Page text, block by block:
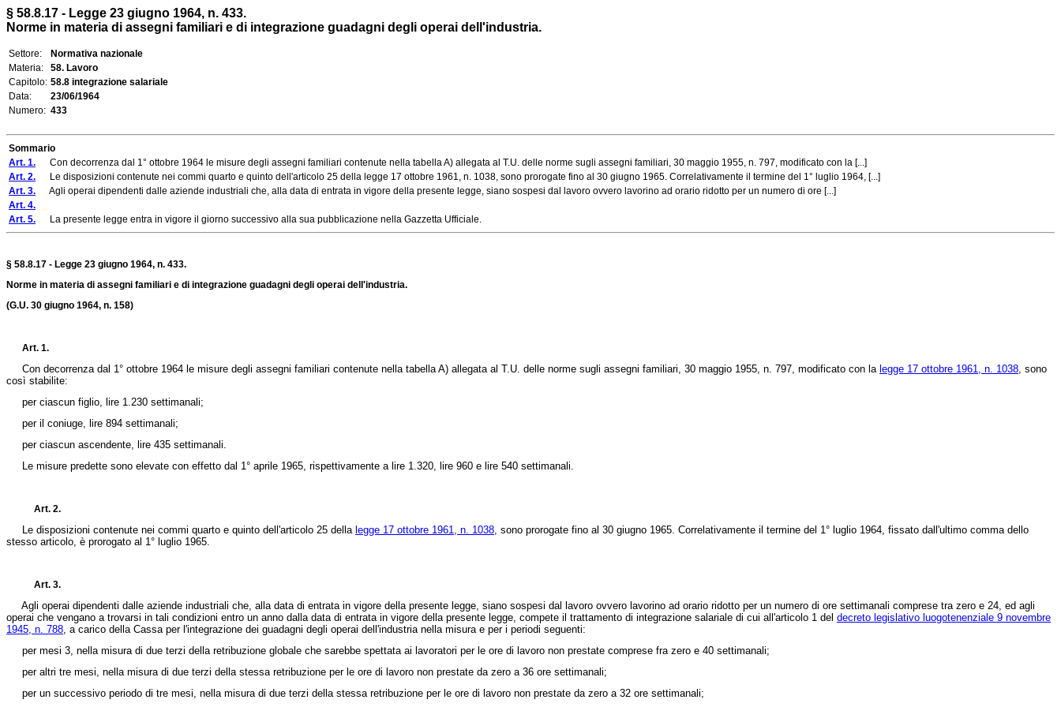
§ 58.8.17 - Legge 23 giugno 1964, n. 433.
Norme in materia di assegni familiari e di integrazione guadagni degli operai dell'industria.
Settore:
Normativa nazionale
Materia:
58. Lavoro
Capitolo: 58.8 integrazione salariale
Data:
23/06/1964
Numero: 433
Sommario
Art. 1. Con decorrenza dal 1° ottobre 1964 le misure degli assegni familiari contenute nella tabella A) allegata al T.U. delle norme sugli assegni familiari, 30 maggio 1955, n. 797, modificato con la [...]
Art. 2. Le disposizioni contenute nei commi quarto e quinto dell'articolo 25 della legge 17 ottobre 1961, n. 1038, sono prorogate fino al 30 giugno 1965. Correlativamente il termine del 1° luglio 1964, [...]
Art. 3. Agli operai dipendenti dalle aziende industriali che, alla data di entrata in vigore della presente legge, siano sospesi dal lavoro ovvero lavorino ad orario ridotto per un numero di ore [...]
Art. 4.
Art. 5. La presente legge entra in vigore il giorno successivo alla sua pubblicazione nella Gazzetta Ufficiale.
§ 58.8.17 - Legge 23 giugno 1964, n. 433.
Norme in materia di assegni familiari e di integrazione guadagni degli operai dell'industria.
(G.U. 30 giugno 1964, n. 158)
Art. 1.
Con decorrenza dal 1° ottobre 1964 le misure degli assegni familiari contenute nella tabella A) allegata al T.U. delle norme sugli assegni familiari, 30 maggio 1955, n. 797, modificato con la legge 17 ottobre 1961, n. 1038, sono
così stabilite:
per ciascun figlio, lire 1.230 settimanali;
per il coniuge, lire 894 settimanali;
per ciascun ascendente, lire 435 settimanali.
Le misure predette sono elevate con effetto dal 1° aprile 1965, rispettivamente a lire 1.320, lire 960 e lire 540 settimanali.
Art. 2.
Le disposizioni contenute nei commi quarto e quinto dell'articolo 25 della legge 17 ottobre 1961, n. 1038, sono prorogate fino al 30 giugno 1965. Correlativamente il termine del 1° luglio 1964, fissato dall'ultimo comma dello
stesso articolo, è prorogato al 1° luglio 1965.
Art. 3.
Agli operai dipendenti dalle aziende industriali che, alla data di entrata in vigore della presente legge, siano sospesi dal lavoro ovvero lavorino ad orario ridotto per un numero di ore settimanali comprese tra zero e 24, ed agli
operai che vengano a trovarsi in tali condizioni entro un anno dalla data di entrata in vigore della presente legge, compete il trattamento di integrazione salariale di cui all'articolo 1 del decreto legislativo luogotenenziale 9 novembre
1945, n. 788, a carico della Cassa per l'integrazione dei guadagni degli operai dell'industria nella misura e per i periodi seguenti:
per mesi 3, nella misura di due terzi della retribuzione globale che sarebbe spettata ai lavoratori per le ore di lavoro non prestate comprese fra zero e 40 settimanali;
per altri tre mesi, nella misura di due terzi della stessa retribuzione per le ore di lavoro non prestate da zero a 36 ore settimanali;
per un successivo periodo di tre mesi, nella misura di due terzi della stessa retribuzione per le ore di lavoro non prestate da zero a 32 ore settimanali;